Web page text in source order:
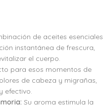
de aceites esenciales
instantánea de frescura,
el cuerpo.
para esos momentos de
de cabeza y migrañas,
efectivo.
Su aroma estimula la